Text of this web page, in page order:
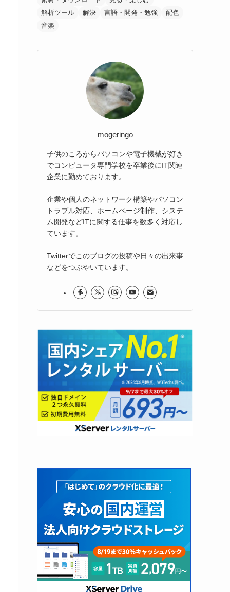
解析ツール
解決 言語・開発・勉強
配色
音楽
mogeringo
子供のころからパソコンや電子機械が好き
でコンピュータ専門学校を卒業後にIT関連
企業に勤めております。
企業や個人のネットワーク構築やパソコン
トラブル対応、ホームページ制作、システ
ム開発などITに関する仕事を数多く対応し
ています。
Twitterでこのブログの投稿や日々の出来事
などをつぶやいています。